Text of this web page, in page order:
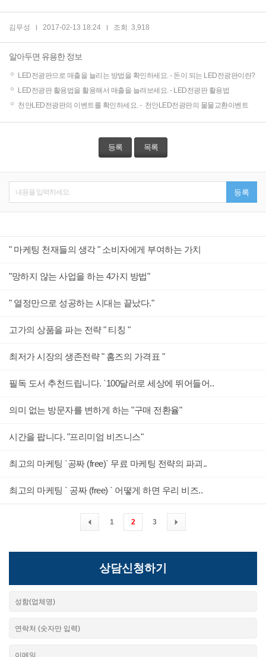
김무성 2017-02-13 18:24 조회 3,918
알아두면 유용한 정보
LED전광판으로 매출을 늘리는 방법을 확인하세요. - 돈이 되는 LED전광판이란?
LED전광판 활용법을 활용해서 매출을 늘려보세요. - LED전광판 활용법
천안LED전광판의 이벤트를 확인하세요. - 천안LED전광판의 물물교환이벤트
등록 목록
내용을 입력하세요. 등록
" 마케팅 천재들의 생각 " 소비자에게 부여하는 가치
"망하지 않는 사업을 하는 4가지 방법"
" 열정만으로 성공하는 시대는 끝났다."
고가의 상품을 파는 전략 " 티칭 "
최저가 시장의 생존전략 " 홈즈의 가격표 "
필독 도서 추천드립니다. `100달러로 세상에 뛰어들어..
의미 없는 방문자를 변하게 하는 "구매 전환율"
시간을 팝니다. "프리미엄 비즈니스"
최고의 마케팅 `공짜 (free)` 무료 마케팅 전략의 파괴..
최고의 마케팅 ` 공짜 (free) ` 어떻게 하면 우리 비즈..
1 2 3
상담신청하기